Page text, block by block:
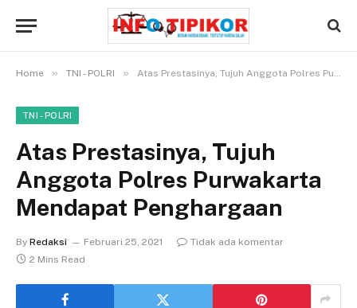
Home » TNI - POLRI » Atas Prestasinya, Tujuh Anggota Polres Purwakarta Mendapat Penghargaan
TNI - POLRI
Atas Prestasinya, Tujuh
Anggota Polres Purwakarta
Mendapat Penghargaan
By Redaksi Februari 25, 2021
Tidak ada komentar
2 Mins Read